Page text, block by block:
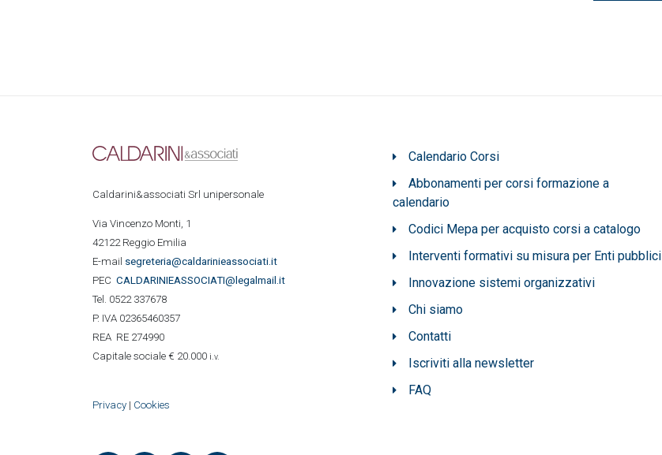
Caldarini&associati Srl unipersonale
Via Vincenzo Monti, 1
42122 Reggio Emilia
E-mail segreteria@caldarinieassociati.it
PEC CALDARINIEASSOCIATI@legalmail.it
Tel. 0522 337678
P. IVA 02365460357
REA RE 274990
Capitale sociale € 20.000 i.v.
Privacy | Cookies
Calendario Corsi
Abbonamenti per corsi formazione a
calendario
Codici Mepa per acquisto corsi a catalogo
Interventi formativi su misura per Enti pubblici
Innovazione sistemi organizzativi
Chi siamo
Contatti
Iscriviti alla newsletter
FAQ